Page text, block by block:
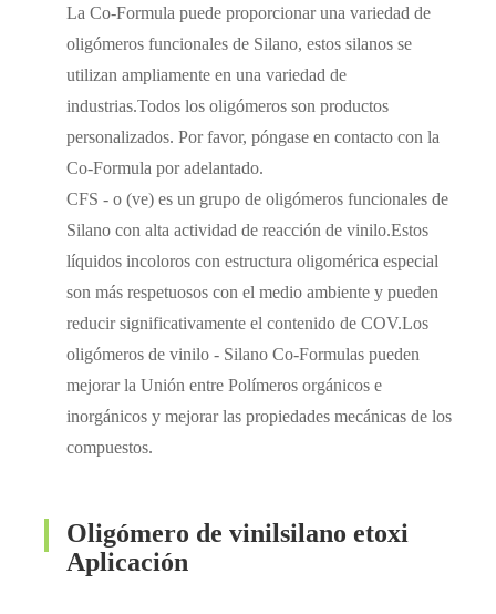
La Co-Formula puede proporcionar una variedad de
oligómeros funcionales de Silano, estos silanos se
utilizan ampliamente en una variedad de
industrias.Todos los oligómeros son productos
personalizados. Por favor, póngase en contacto con la
Co-Formula por adelantado.
CFS - o (ve) es un grupo de oligómeros funcionales de
Silano con alta actividad de reacción de vinilo.Estos
líquidos incoloros con estructura oligomérica especial
son más respetuosos con el medio ambiente y pueden
reducir significativamente el contenido de COV.Los
oligómeros de vinilo - Silano Co-Formulas pueden
mejorar la Unión entre Polímeros orgánicos e
inorgánicos y mejorar las propiedades mecánicas de los
compuestos.
Oligómero de vinilsilano etoxi
Aplicación